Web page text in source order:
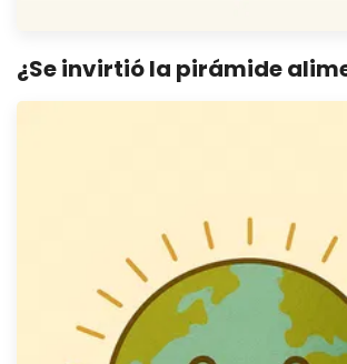
¿Se invirtió la pirámide